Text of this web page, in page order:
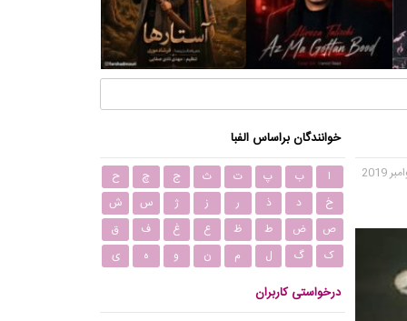
خوانندگان براساس الفبا
ا ب پ ت ث ج چ
ح
خ
د ذ ر ز ژ س
ش
ص
ض ط ظ ع غ ف
ق
ک
گ ل م ن و ه ی
درخواستی کاربران